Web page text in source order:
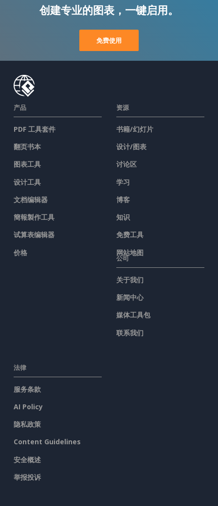
创建专业的图表，一键启用。
免费使用
产品
PDF 工具套件
翻页书本
图表工具
设计工具
文档编辑器
簡報製作工具
试算表编辑器
价格
资源
书籍/幻灯片
设计/图表
讨论区
学习
博客
知识
免费工具
网站地图
公司
关于我们
新闻中心
媒体工具包
联系我们
法律
服务条款
AI Policy
隐私政策
Content Guidelines
安全概述
举报投诉